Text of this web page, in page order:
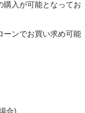
購入が可能となってお
ーンでお買い求め可能
合)